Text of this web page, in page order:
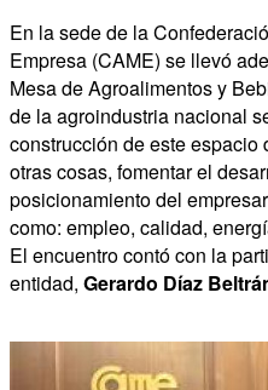
En la sede de la
Empresa (CAME) se llevó
Mesa de Agroalimentos y
de la agroindustria nacional
construcción de este espacio
otras cosas, fomentar el
posicionamiento del
como: empleo, calidad,
El encuentro contó con la
entidad, Gerardo Díaz